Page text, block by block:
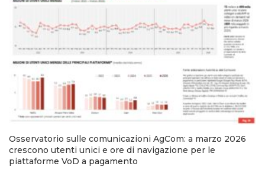
Osservatorio sulle comunicazioni AgCom: a marzo 2026
crescono utenti unici e ore di navigazione per le
piattaforme VoD a pagamento